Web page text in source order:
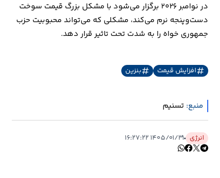
در نوامبر 2026 برگزار می‌شود با مشکل بزرگ قیمت سوخت
دست‌وپنجه نرم می‌کند، مشکلی که می‌تواند محبوبیت حزب
جمهوری خواه را به شدت تحت تاثیر قرار دهد.
افزایش قیمت بنزین
منبع: تسنیم
انرژی ۱۴۰۵/۰۱/۳۱ ۱۶:۲۷:۲۲